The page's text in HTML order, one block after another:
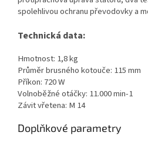
spolehlivou ochranu převodovky a
Technická data:
Hmotnost: 1,8 kg
Průměr brusného kotouče: 115 mm
Příkon: 720 W
Volnoběžné otáčky: 11.000 min-1
Závit vřetena: M 14
Doplňkové parametry